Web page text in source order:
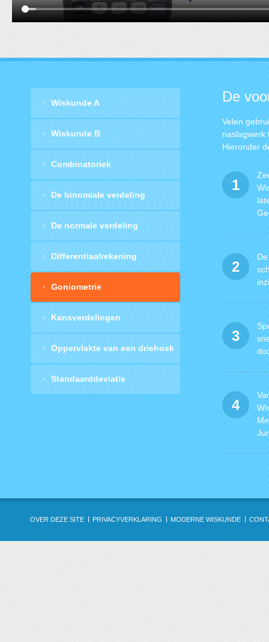
Wiskunde A
Wiskunde B
Combinatoriek
De binomiale verdeling
De normale verdeling
Differentiaalrekening
Goniometrie
Kansverdelingen
Oppervlakte van een driehoek
Standaarddeviatie
De
Velen
naslagwerk
Hieronder
1
2
3
4
OVER DEZE SITE PRIVACYVERKLARING MODERNE WISKUNDE